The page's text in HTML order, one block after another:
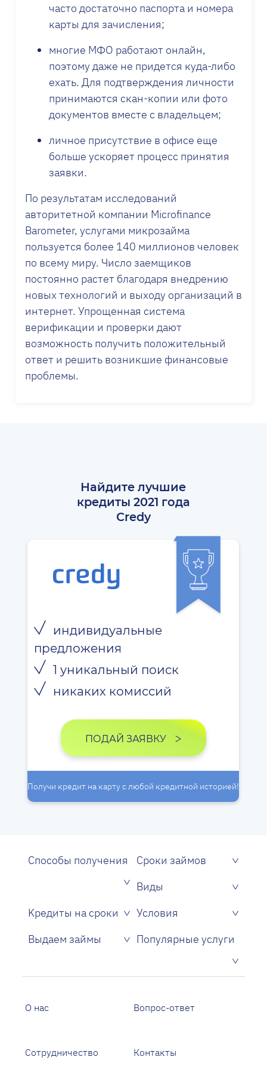
часто достаточно паспорта и номера
карты для зачисления;
многие МФО работают онлайн,
поэтому даже не придется куда-либо
ехать. Для подтверждения личности
принимаются скан-копии или фото
документов вместе с владельцем;
личное присутствие в офисе еще
больше ускоряет процесс принятия
заявки.
По результатам исследований
авторитетной компании Microfinance
Barometer, услугами микрозайма
пользуется более 140 миллионов человек
по всему миру. Число заемщиков
постоянно растет благодаря внедрению
новых технологий и выходу организаций в
интернет. Упрощенная система
верификации и проверки дают
возможность получить положительный
ответ и решить возникшие финансовые
проблемы.
Найдите лучшие
кредиты 2021 года
Credy
индивидуальные
предложения
1 уникальный поиск
никаких комиссий
ПОДАЙ ЗАЯВКУ
Получи кредит на карту с любой кредитной историей!
Способы получения
Сроки займов
Виды
Kредиты на сроки
Условия
Выдаем займы Популярные услуги
О нас Вопрос-ответ
Сотрудничество Контакты